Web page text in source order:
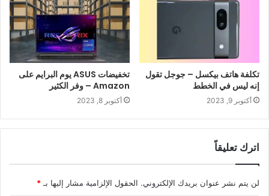
تكلفة هاتف بيكسل – جوجل تقول
إنه ليس في الخطط
أكتوبر 9, 2023
تخفيضات ASUS يوم البرايم على
Amazon – وفر الكثير
أكتوبر 8, 2023
اترك تعليقاً
لن يتم نشر عنوان بريدك الإلكتروني. الحقول الإلزامية مشار إليها بـ*